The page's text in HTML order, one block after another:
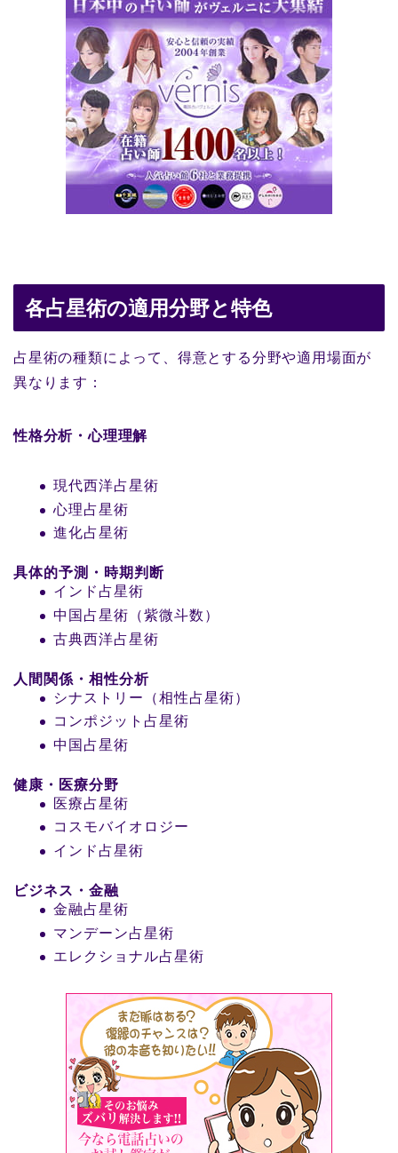
各占星術の適用分野と特色
占星術の種類によって、得意とする分野や適用場面が
異なります：
性格分析・心理理解
現代西洋占星術
心理占星術
進化占星術
具体的予測・時期判断
インド占星術
中国占星術（紫微斗数）
古典西洋占星術
人間関係・相性分析
シナストリー（相性占星術）
コンポジット占星術
中国占星術
健康・医療分野
医療占星術
コスモバイオロジー
インド占星術
ビジネス・金融
金融占星術
マンデーン占星術
エレクショナル占星術